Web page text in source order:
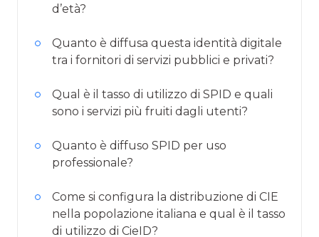
d’età?
Quanto è diffusa questa identità digitale
tra i fornitori di servizi pubblici e privati?
Qual è il tasso di utilizzo di SPID e quali
sono i servizi più fruiti dagli utenti?
Quanto è diffuso SPID per uso
professionale?
Come si configura la distribuzione di CIE
nella popolazione italiana e qual è il tasso
di utilizzo di CieID?